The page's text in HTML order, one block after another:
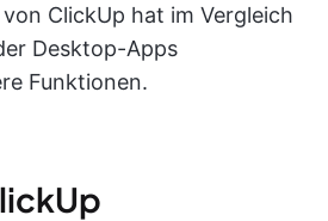
ClickUp hat im Vergleich
Desktop-Apps
Funktionen.